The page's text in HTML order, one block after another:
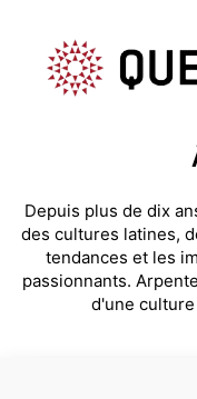
Depuis plus de dix
des cultures latines,
tendances et les
passionnants.
d'une